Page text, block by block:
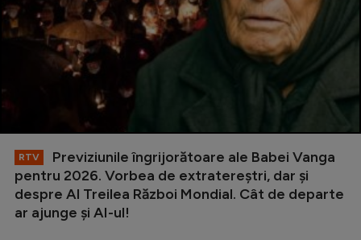
RTV
Previziunile îngrijorătoare ale Babei Vanga
pentru 2026. Vorbea de extratereștri, dar și
despre Al Treilea Război Mondial. Cât de departe
ar ajunge și AI-ul!